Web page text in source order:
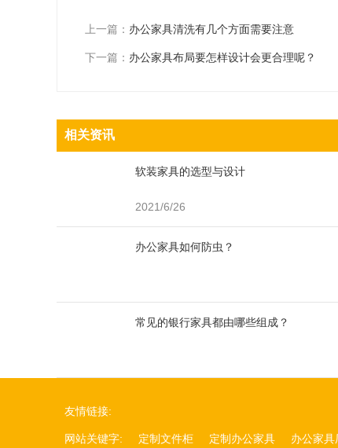
上一篇： 办公家具清洗有几个方面需要注意
下一篇： 办公家具布局要怎样设计会更合理呢？
相关资讯
软装家具的选型与设计
2021/6/26
办公家具如何防虫？
常见的银行家具都由哪些组成？
友情链接:
网站关键字: 定制文件柜 定制办公家具 办公家具